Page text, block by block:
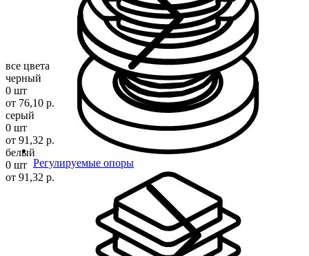
Регулируемые опоры
все цвета
черный
0 шт
от 76,10 р.
серый
0 шт
от 91,32 р.
белый
0 шт
от 91,32 р.